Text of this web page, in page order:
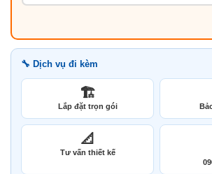
🔧 Dịch vụ đi kèm
🏗️
Lắp đặt trọn gói
📐
Tư vấn thiết kế